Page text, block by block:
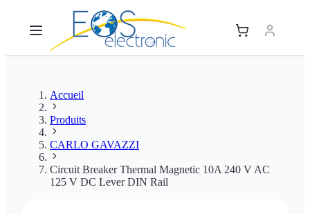
Accueil
Produits
CARLO GAVAZZI
Circuit Breaker Thermal Magnetic 10A 240 V AC
125 V DC Lever DIN Rail